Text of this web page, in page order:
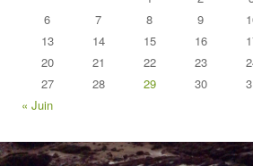
6
7 8 9
13
14 15 16
20
21 22 23
27
28 29 30
« Juin